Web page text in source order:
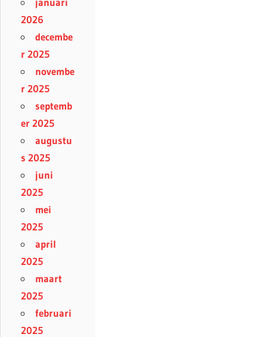
2026
decembe
r 2025
novembe
r 2025
septemb
er 2025
augustu
s 2025
juni
2025
mei
2025
april
2025
maart
2025
februari
2025